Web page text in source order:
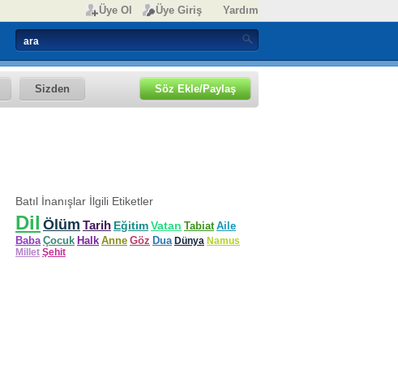
Üye Ol Üye Giriş Yardım
Sizden Söz Ekle/Paylaş
Batıl İnanışlar İlgili Etiketler
Dil Ölüm Tarih Eğitim Vatan Tabiat Aile
Baba Çocuk Halk Anne Göz Dua Dünya Namus
Millet Şehit